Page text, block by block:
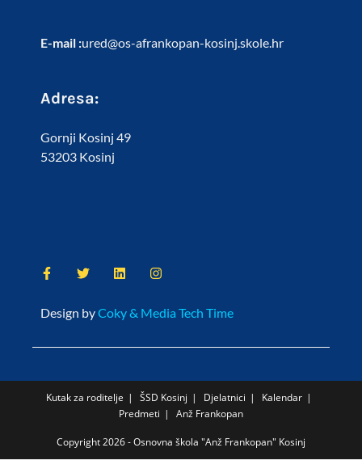
E-mail :ured@os-afrankopan-kosinj.skole.hr
Adresa:
Gornji Kosinj 49
53203 Kosinj
Design byCoky & Media Tech Time
Kutak za roditelje ŠSD Kosinj Djelatnici
Kalendar
Predmeti
Anž Frankopan
Copyright 2026 - Osnovna škola "Anž Frankopan" Kosinj